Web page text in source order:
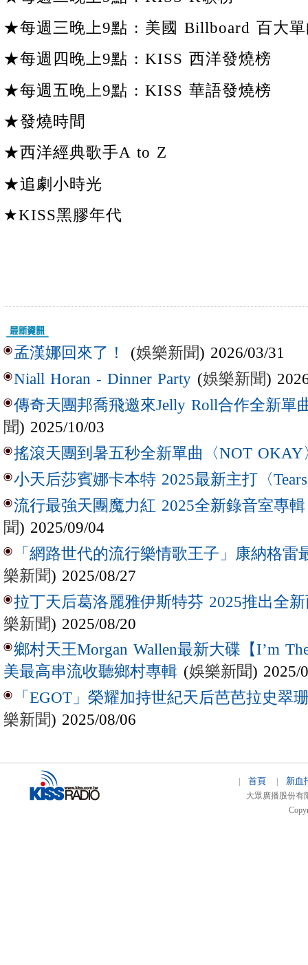
★每週三晚上9點 : 美國 Billboard 百大
★每週四晚上9點 : KISS 西洋發燒榜
★每週五晚上9點 : KISS 華語發燒榜
★發燒時間
★西洋經典歌手A to Z
★追劇小時光
★KISS黑膠年代
孟漢娜回來了！ (娛樂新聞) 2026/03/31
Niall Horan - Dinner Party (娛樂新聞)
傳奇天團邦喬飛邀來Jelly Roll合作全新單
聞) 2025/10/03
搖滾天團到暑五秒全新單曲〈NOT OKAY
小天后莎賓娜卡本特 2025最新主打〈
流行最強天團魔力紅 2025全新錄音室專
聞) 2025/09/04
「網路世代的流行樂情歌王子」康納格雷
樂新聞) 2025/08/27
拉丁天后葛洛麗雅伊斯特芬 2025推出全新
樂新聞) 2025/08/20
鄉村天王Morgan Wallen最新大碟【I’m
美最高串流收聽鄉村專輯 (娛樂新聞) 2025/
「EGOT」榮耀加持世紀天后芭芭拉史翠
樂新聞) 2025/08/06
首頁 新血
大眾廣播股份有